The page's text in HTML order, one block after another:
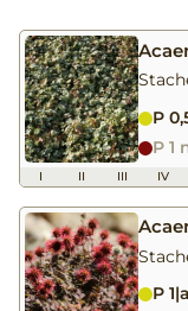
P
P 1
I II III IV
P 1|